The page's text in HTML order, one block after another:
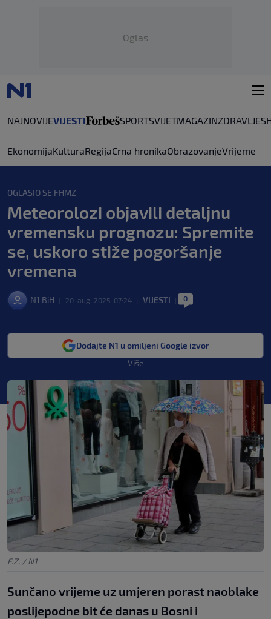
Oglas
NAJNOVIJEVIJESTI SPORTSVIJETMAGAZINZDRAVLJE
EkonomijaKulturaRegijaCrna hronikaObrazovanjeVrijeme
OGLASIO SE FHMZ
Meteorolozi objavili detaljnu
vremensku prognozu: Spremite
se, uskoro stiže pogoršanje
vremena
N1 BiH 20. aug. 2025. 07:24 VIJESTI 0
Dodajte N1 u omiljeni Google izvor
Više
F.Z. / N1
Sunčano vrijeme uz umjeren porast naoblake
poslijepodne bit će danas u Bosni i